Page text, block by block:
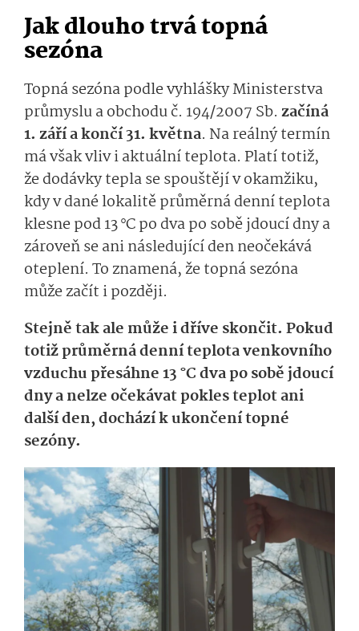
Jak dlouho trvá topná
sezóna
Topná sezóna podle vyhlášky Ministerstva
průmyslu a obchodu č. 194/2007 Sb. začíná
1. září a končí 31. května. Na reálný termín
má však vliv i aktuální teplota. Platí totiž,
že dodávky tepla se spouštějí v okamžiku,
kdy v dané lokalitě průměrná denní teplota
klesne pod 13 °C po dva po sobě jdoucí dny a
zároveň se ani následující den neočekává
oteplení. To znamená, že topná sezóna
může začít i později.
Stejně tak ale může i dříve skončit. Pokud
totiž průměrná denní teplota venkovního
vzduchu přesáhne 13 °C dva po sobě jdoucí
dny a nelze očekávat pokles teplot ani
další den, dochází k ukončení topné
sezóny.